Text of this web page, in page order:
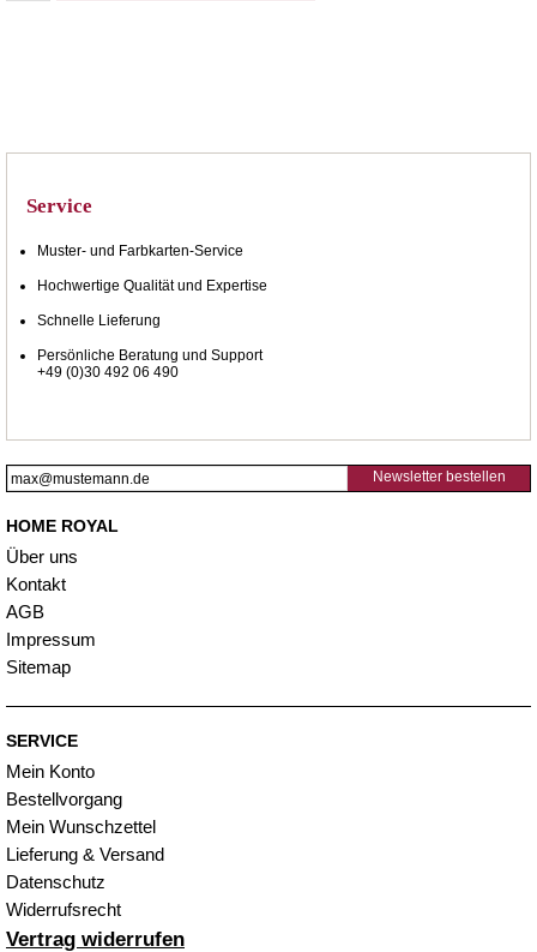
Service
Muster- und Farbkarten-Service
Hochwertige Qualität und Expertise
Schnelle Lieferung
Persönliche Beratung und Support
+49 (0)30 492 06 490
Newsletter bestellen
HOME ROYAL
Über uns
Kontakt
AGB
Impressum
Sitemap
SERVICE
Mein Konto
Bestellvorgang
Mein Wunschzettel
Lieferung & Versand
Datenschutz
Widerrufsrecht
Vertrag widerrufen